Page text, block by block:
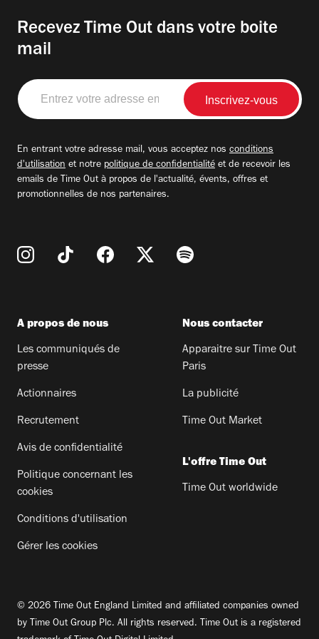
Recevez Time Out dans votre boite
mail
Entrez
votre
adresse
En entrant votre adresse mail, vous acceptez nos conditions
d'utilisation et notre politique de confidentialité et de recevoir les
emails de Time Out à propos de l'actualité, évents, offres et
promotionnelles de nos partenaires.
A propos de nous
Les communiqués de
presse
Actionnaires
Recrutement
Avis de confidentialité
Politique concernant les
cookies
Conditions d'utilisation
Gérer les cookies
Nous contacter
Apparaitre sur Time Out
Paris
La publicité
Time Out Market
L'offre Time Out
Time Out worldwide
© 2026 Time Out England Limited and affiliated companies owned
by Time Out Group Plc. All rights reserved. Time Out is a registered